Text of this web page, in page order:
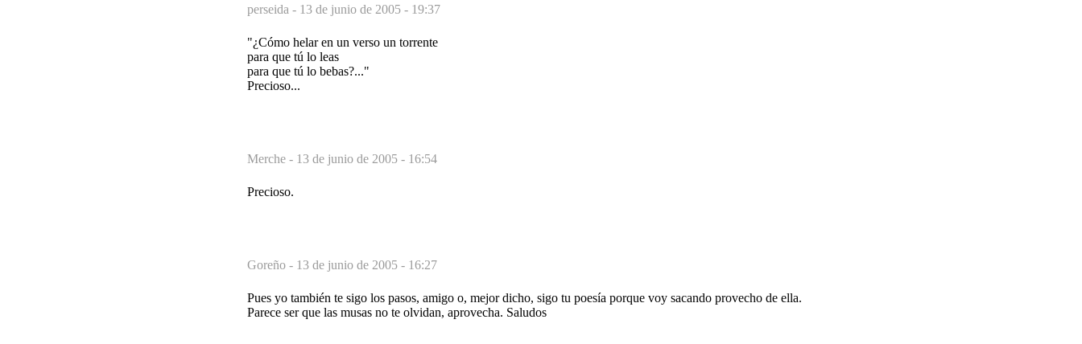
perseida - 13 de junio de 2005 - 19:37
"¿Cómo helar en un verso un torrente
para que tú lo leas
para que tú lo bebas?..."
Precioso...
Merche - 13 de junio de 2005 - 16:54
Precioso.
Goreño - 13 de junio de 2005 - 16:27
Pues yo también te sigo los pasos, amigo o, mejor dicho, sigo tu poesía porque voy sacando provecho de ella.
Parece ser que las musas no te olvidan, aprovecha. Saludos